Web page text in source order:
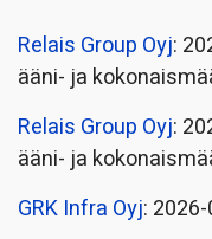
Relais Group Oyj:
ääni- ja
Relais Group Oyj:
ääni- ja
GRK Infra Oyj: